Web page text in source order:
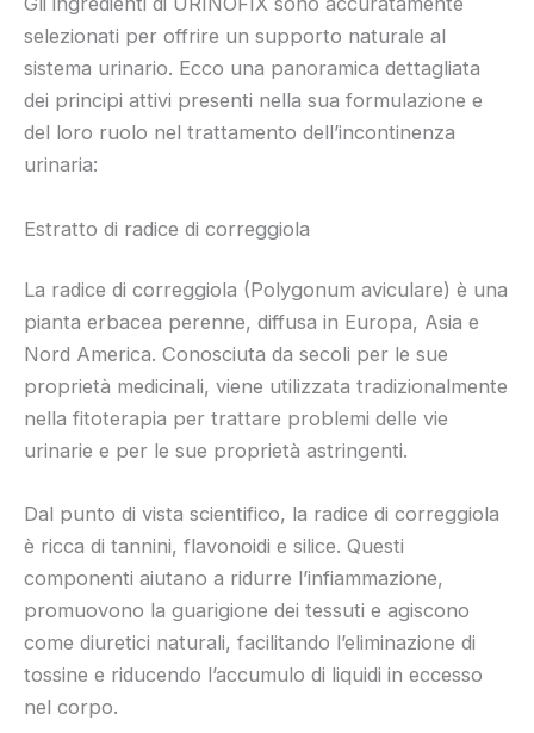
selezionati per offrire un supporto naturale al
sistema urinario. Ecco una panoramica dettagliata
dei principi attivi presenti nella sua formulazione e
del loro ruolo nel trattamento dell’incontinenza
urinaria:
Estratto di radice di correggiola
La radice di correggiola (Polygonum aviculare) è una
pianta erbacea perenne, diffusa in Europa, Asia e
Nord America. Conosciuta da secoli per le sue
proprietà medicinali, viene utilizzata tradizionalmente
nella fitoterapia per trattare problemi delle vie
urinarie e per le sue proprietà astringenti.
Dal punto di vista scientifico, la radice di correggiola
è ricca di tannini, flavonoidi e silice. Questi
componenti aiutano a ridurre l’infiammazione,
promuovono la guarigione dei tessuti e agiscono
come diuretici naturali, facilitando l’eliminazione di
tossine e riducendo l’accumulo di liquidi in eccesso
nel corpo.